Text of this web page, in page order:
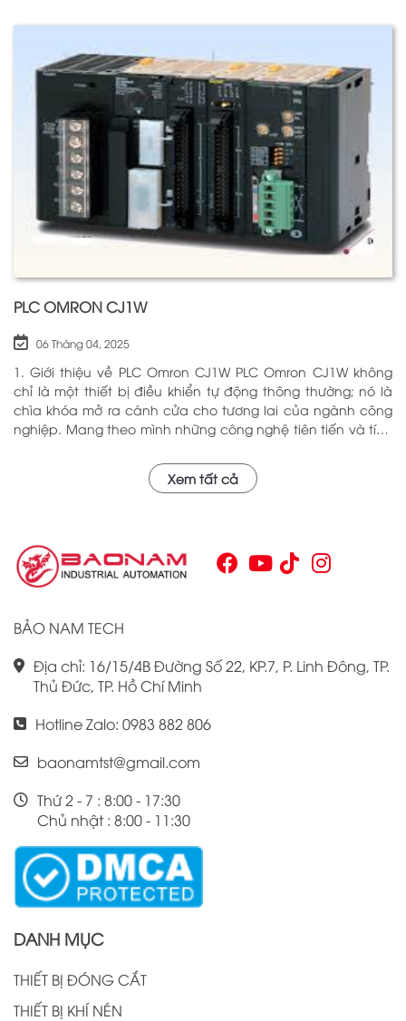
thông minh giúp điều khiển và giám sát hoạt động của các
thiết bị khác nhau trong môi trường công nghiệp cũng như
trong hộ gia đình. Bằng cách sử dụng công nghệ hiện đại,
rơ le điện tử có khả năng xử lý và phản hồi nhanh chóng,
nhằm nâng cao hiệu suất hoạt động và độ an toàn cho
các hệ thống mà nó kiểm soát. N
PLC OMRON CJ1W
06 Tháng 04, 2025
1. Giới thiệu về PLC Omron CJ1W PLC Omron CJ1W không
chỉ là một thiết bị điều khiển tự động thông thường; nó là
chìa khóa mở ra cánh cửa cho tương lai của ngành công
nghiệp. Mang theo mình những công nghệ tiên tiến và tính
mình qua nhiều năm phục vụ trong nhiều lĩnh vực khác
nhau. Với khả năng hoạt động ổn định và hiệu quả, sản
Chính vì vậy, việc nắm vững những thông tin cơ bản về PLC
Omron CJ1W là điều cần thiết cho bất kỳ ai muốn cải thiện
hiệu suất công việc của mình.
Xem tất cả
BẢO NAM TECH
Địa chỉ: 16/15/4B Đường Số 22, KP.7, P. Linh Đông, TP.
Thủ Đức, TP. Hồ Chí Minh
Hotline Zalo: 0983 882 806
baonamtst@gmail.com
Thứ 2 - 7 : 8:00 - 17:30
Chủ nhật : 8:00 - 11:30
DANH MỤC
THIẾT BỊ ĐÓNG CẮT
THIẾT BỊ KHÍ NÉN